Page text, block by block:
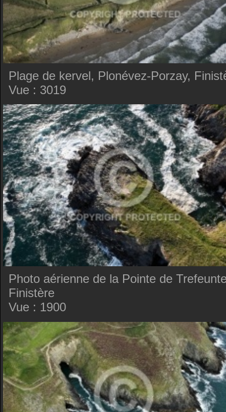
Plage de kervel, Plonévez-Porzay,
Vue : 3019
Photo aérienne de la Pointe de
Finistère
Vue : 1900